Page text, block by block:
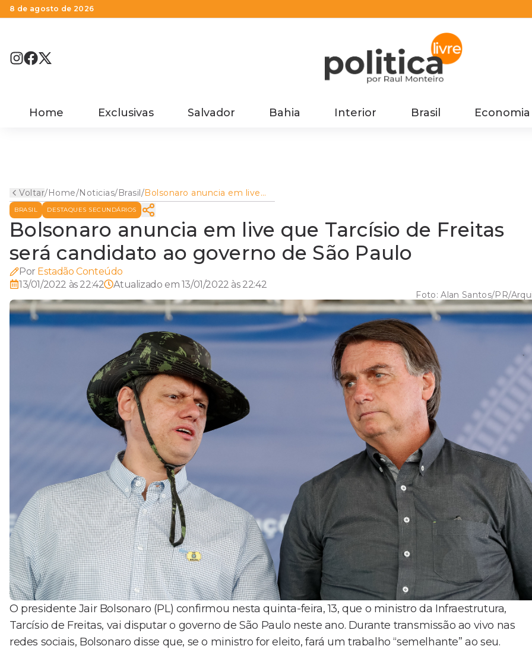
8 de agosto de 2026
Home Exclusivas Salvador Bahia Interior Brasil Economia
Voltar/Home/Noticias/Brasil/Bolsonaro anuncia em live
que Tarcísio de Freitas será
candidato ao governo de São
BRASIL DESTAQUES SECUNDÁRIOS
Bolsonaro anuncia em live que Tarcísio de Freitas
será candidato ao governo de São Paulo
Por Estadão Conteúdo
13/01/2022 às 22:42
Atualizado em 13/01/2022 às 22:42
Foto:Alan Santos/PR/
O presidente Jair Bolsonaro (PL) confirmou nesta quinta-feira, 13, que o ministro da Infraestrutura,
Tarcísio de Freitas, vai disputar o governo de São Paulo neste ano. Durante transmissão ao vivo nas
redes sociais, Bolsonaro disse que, se o ministro for eleito, fará um trabalho “semelhante” ao seu.